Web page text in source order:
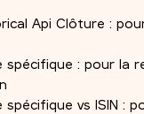
Api Clôture :
spécifique : pour la
spécifique vs ISIN :